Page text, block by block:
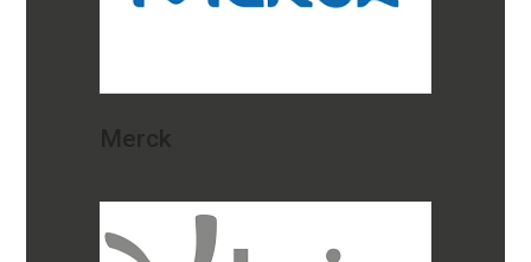
Merck